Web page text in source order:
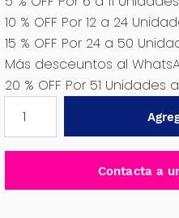
10 % OFF Por 12 a 24
15 % OFF Por 24 a 50
Más desceuntos al
20 % OFF Por 51 Unidades
MECANICO
MANGO
Contacta a